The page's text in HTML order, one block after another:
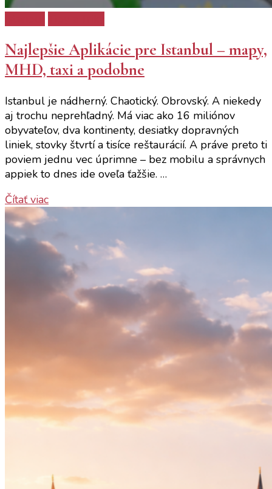
Najlepšie Aplikácie pre Istanbul – mapy,
MHD, taxi a podobne
Istanbul je nádherný. Chaotický. Obrovský. A niekedy
aj trochu neprehľadný. Má viac ako 16 miliónov
obyvateľov, dva kontinenty, desiatky dopravných
liniek, stovky štvrtí a tisíce reštaurácií. A práve preto ti
poviem jednu vec úprimne – bez mobilu a správnych
appiek to dnes ide oveľa ťažšie. …
Čítať viac